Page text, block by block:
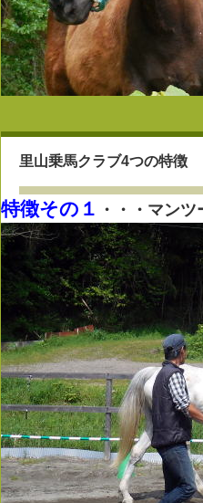
里山乗馬クラブ4つの特徴
特徴その１ ・・・マン